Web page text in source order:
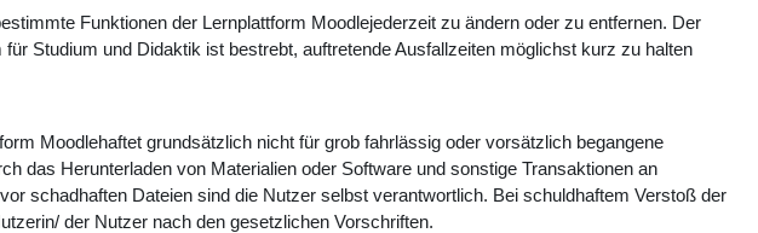
Funktionen der Lernplattform Moodlejederzeit zu ändern oder zu entfernen. Der
Studium und Didaktik ist bestrebt, auftretende Ausfallzeiten möglichst kurz zu halten
Moodlehaftet grundsätzlich nicht für grob fahrlässig oder vorsätzlich begangene
das Herunterladen von Materialien oder Software und sonstige Transaktionen an
schadhaften Dateien sind die Nutzer selbst verantwortlich. Bei schuldhaftem Verstoß der
der Nutzer nach den gesetzlichen Vorschriften.